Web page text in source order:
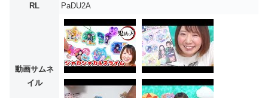
RL
PaDU2A
動画サムネ
イル